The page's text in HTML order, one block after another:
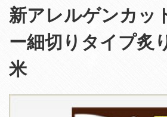
アカウント
カート
新アレルゲンカッ
ー細切りタイプ炙
米